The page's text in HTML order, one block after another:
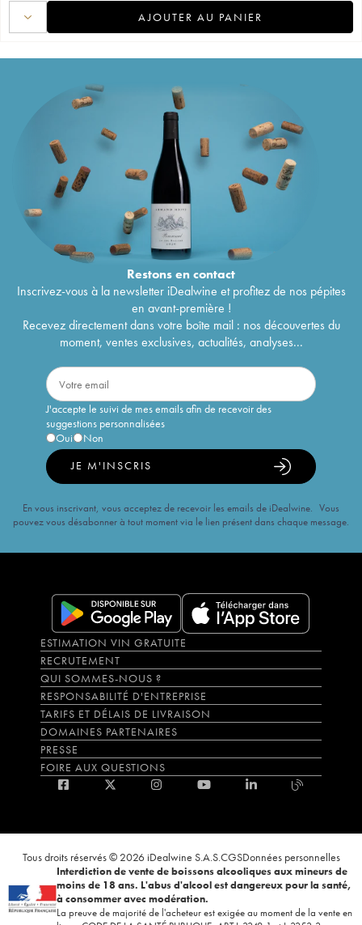
AJOUTER AU PANIER
Restons encontact
Inscrivez-vous à la newsletter iDealwine et profitez de nos pépites
en avant-première !
Recevez directement dans votre boîte mail : nos découvertes du
moment, ventes exclusives, actualités, analyses...
J'accepte le suivi de mes emails afin de recevoir des
suggestions personnalisées
Oui
Non
JE M'INSCRIS
En vous inscrivant, vous acceptez de recevoir les emails de iDealwine. Vous
pouvez vous désabonner à tout moment via le lien présent dans chaque message.
ESTIMATION VIN GRATUITE
RECRUTEMENT
QUI SOMMES-NOUS ?
RESPONSABILITÉ D'ENTREPRISE
TARIFS ET DÉLAIS DE LIVRAISON
DOMAINES PARTENAIRES
PRESSE
FOIRE AUX QUESTIONS
Tous droits réservés © 2026 iDealwine S.A.S.CGSDonnées personnelles
Interdiction de vente de boissons alcooliques aux mineurs de
moins de 18 ans. L'abus d'alcool est dangereux pour la santé,
à consommer avec modération.
La preuve de majorité de l'acheteur est exigée au moment de la vente en